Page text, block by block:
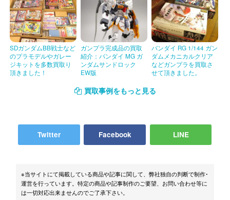
GSIクレオス Mr.リニアコンプレッサーL5 PS251 4973028111040
プラム アストレア 1/6 塗装済み完成品 4582362380328
バンダイ 1/100 MG FA-78-1 フルアーマーガンダ
ム 0162376
4543112623768
ニー・ライデン専用機 Ver.2.0 0156535
ックVer.
4571245295002
バンダイ 超合金 ドロッセル
SDガンダムBB戦士など
のプラモデルやガレー
ジキットを多数買取り
頂きました！
ガンプラ完成品の買取
紹介：バンダイ MG ガ
ンダムサンドロック
EW版
バンダイ RG 1/144 ガン
ダムメカニカルクリア
などガンプラを買取さ
せて頂きました。
買取事例をもっと見る
Twitter Facebook LINE
※当サイトにて掲載している商品や記事に関して、弊社独自の判断で制作･
運営を行っています。特定の商品や記事制作のご要望、お問い合わせ等に
は一切対応出来ませんのでご了承下さい。